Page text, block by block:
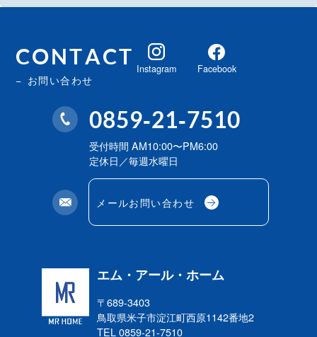
CONTACT
お問い合わせ
0859-21-7510
受付時間 AM10:00〜PM6:00
定休日／毎週水曜日
メールお問い合わせ
エム・アール・ホーム
〒689-3403
鳥取県米子市淀江町西原1142番地2
TEL 0859-21-7510
Instagram Facebook